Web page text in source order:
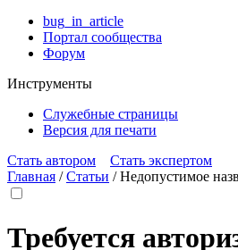
bug_in_article
Портал сообщества
Форум
Инструменты
Служебные страницы
Версия для печати
Стать автором
Стать экспертом
Главная /Статьи /Недопустимое
Требуется